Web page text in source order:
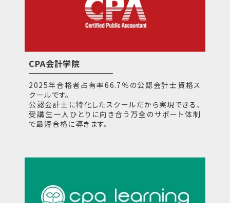
CPA会計学院
2025年合格者占有率66.7％の公認会計士資格ス
クールです。
公認会計士に特化したスクールだから実現できる、
受講生一人ひとりに向き合う万全のサポート体制
で最短合格に導きます。